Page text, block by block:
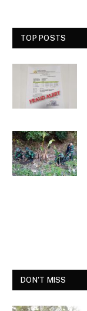
TOP POSTS
DON'T MISS